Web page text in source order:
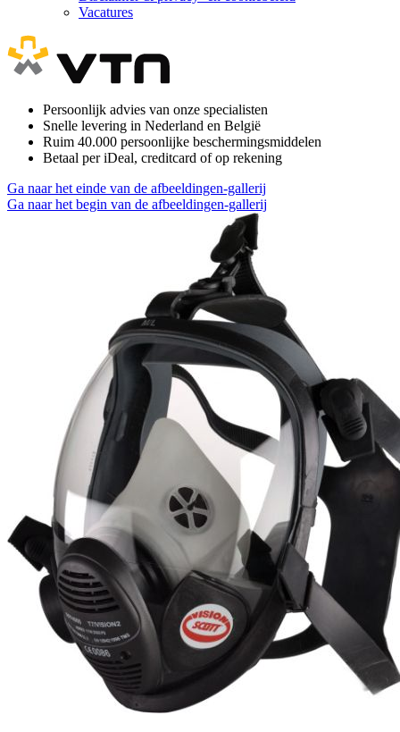
Vacatures
Persoonlijk advies van onze specialisten
Snelle levering in Nederland en België
Ruim 40.000 persoonlijke beschermingsmiddelen
Betaal per iDeal, creditcard of op rekening
Ga naar het einde van de afbeeldingen-gallerij
Ga naar het begin van de afbeeldingen-gallerij